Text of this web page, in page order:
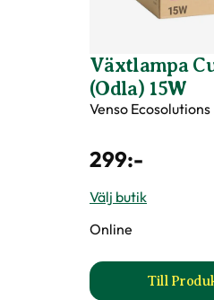
Växtlampa
(Odla) 15W
Venso Ecosolutions
299:-
Välj butik
Online
Till
till